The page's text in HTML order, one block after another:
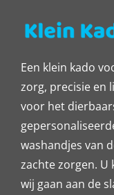
Een klein kado
zorg, precisie en
voor het
washandjes van
zachte zorgen. U
wij gaan aan de